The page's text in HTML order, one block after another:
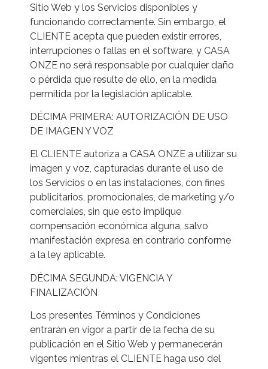
Sitio Web y los Servicios disponibles y
funcionando correctamente. Sin embargo, el
CLIENTE acepta que pueden existir errores,
interrupciones o fallas en el software, y CASA
ONZE no será responsable por cualquier daño
o pérdida que resulte de ello, en la medida
permitida por la legislación aplicable.
DÉCIMA PRIMERA: AUTORIZACIÓN DE USO
DE IMAGEN Y VOZ
El CLIENTE autoriza a CASA ONZE a utilizar su
imagen y voz, capturadas durante el uso de
los Servicios o en las instalaciones, con fines
publicitarios, promocionales, de marketing y/o
comerciales, sin que esto implique
compensación económica alguna, salvo
manifestación expresa en contrario conforme
a la ley aplicable.
DÉCIMA SEGUNDA: VIGENCIA Y
FINALIZACIÓN
Los presentes Términos y Condiciones
entrarán en vigor a partir de la fecha de su
publicación en el Sitio Web y permanecerán
vigentes mientras el CLIENTE haga uso del